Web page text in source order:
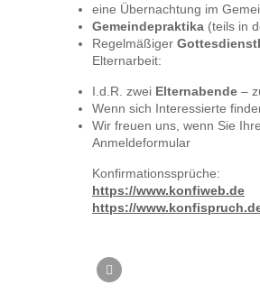
eine Übernachtung im
Gemeindepraktika (teils in
Regelmäßiger
Elternarbeit:
I.d.R. zwei Elternabende –
Wenn sich Interessierte
Wir freuen uns, wenn Sie
Anmeldeformular
Konfirmationssprüche:
https://www.konfiweb.de
https://